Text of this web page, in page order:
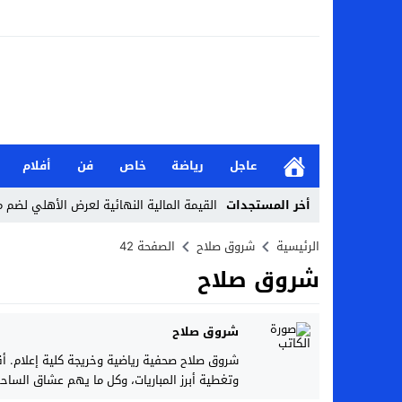
عاجل رياضة خاص فن أفلام
أخر المستجدات القيمة المالية النهائية لعرض الأهلي
من هو نادي إيه إس بورت بطل جيبوتي طريق
الأحد.. أحمد شيبة يحيي حفلًا غنائيًا ضخمًا
من هي جيداء كامل بطلة الملحمة؟.. تالقت
بحث في الإسلام بسببها.. من هي هيفا
الرئيسية شروق صلاح الصفحة 42
شروق صلاح
شروق صلاح
شروق صلاح صحفية رياضية وخريجة كلية إعلام.
وتغطية أبرز المباريات، وكل ما يهم عشاق